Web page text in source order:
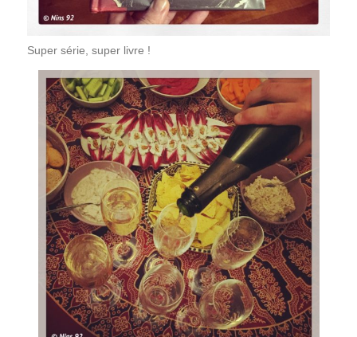
Super série, super livre !